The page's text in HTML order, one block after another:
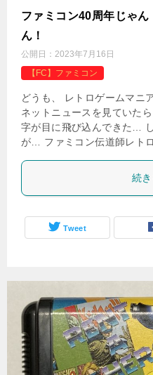
ファミコン40周年じゃ
ん！
公開日： 2023年7月16日
【FC】ファミコン
どうも、 レトロゲームマニ
ネットニュースを見ていた
字が目に飛び込んできた…
が… ファミコン伝道師レト
続
Tweet